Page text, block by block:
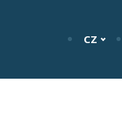
CZ